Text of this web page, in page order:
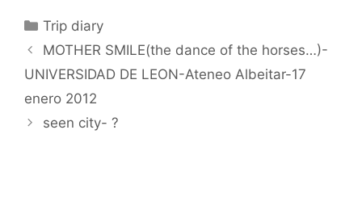
Categorías
Trip diary
MOTHER SMILE(the dance of the horses…)-
UNIVERSIDAD DE LEON-Ateneo Albeitar-17
enero 2012
seen city- ?